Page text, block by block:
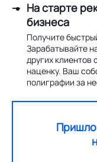
На старте
бизнеса
Получите
Зарабатывайте
других клиентов
наценку. Ваш
полиграфии за